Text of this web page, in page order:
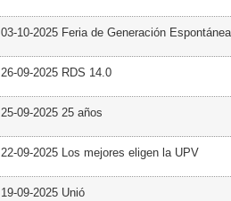
03-10-2025 Feria de Generación Espontánea
26-09-2025 RDS 14.0
25-09-2025 25 años
22-09-2025 Los mejores eligen la UPV
19-09-2025 Unió